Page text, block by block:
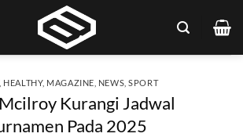
HEALTHY, MAGAZINE NEWS ,SPORT
Kurangi Jadwal
Pada 2025